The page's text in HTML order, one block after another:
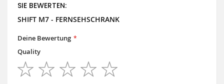
SIE BEWERTEN:
SHIFT M7 - FERNSEHSCHRANK
Deine Bewertung
Quality